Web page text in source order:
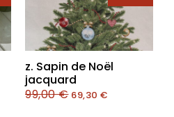
z. Sapin de Noël
jacquard
99,00€ 69,30 €